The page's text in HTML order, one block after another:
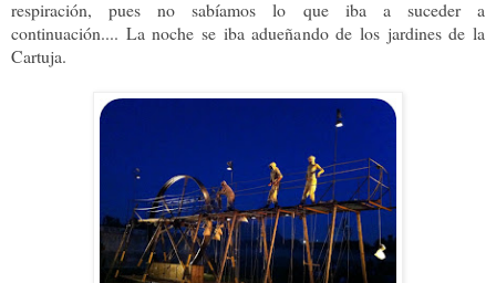
respiración, pues no sabíamos lo que iba a suceder a
continuación.... La noche se iba adueñando de los jardines de la
Cartuja.